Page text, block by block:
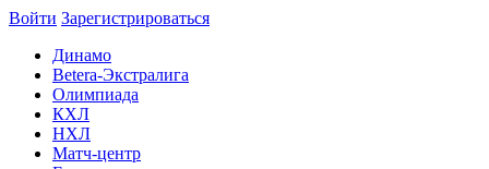
Войти Зарегиcтрироваться
Динамо
Betera-Экстралига
Олимпиада
КХЛ
НХЛ
Матч-центр